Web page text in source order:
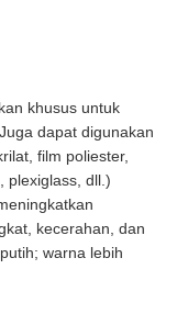
khusus untuk
dapat digunakan
film poliester,
plexiglass, dll.)
kecerahan, dan
warna lebih